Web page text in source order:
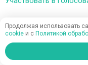
Администрация
Продолжая использовать
cookie и c Политикой